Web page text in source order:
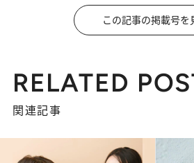
この記事の掲載号を
RELATED
関連記事